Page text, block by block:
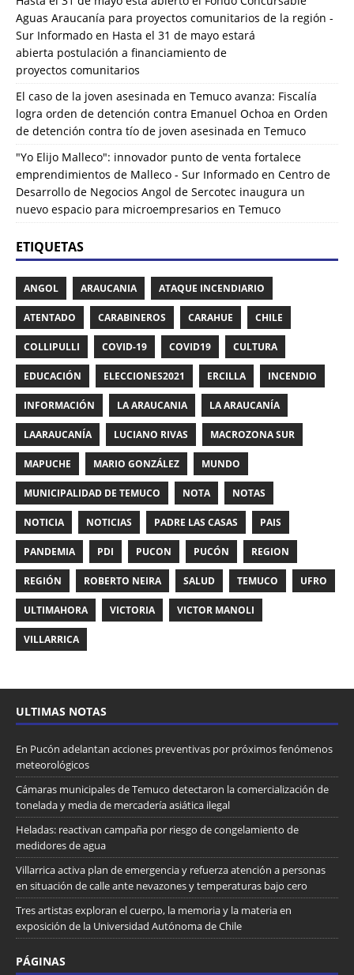
Aguas Araucanía para proyectos comunitarios de la región -
Sur Informado en Hasta el 31 de mayo estará
abierta postulación a financiamiento de
proyectos comunitarios
El caso de la joven asesinada en Temuco avanza: Fiscalía
logra orden de detención contra Emanuel Ochoa en Orden
de detención contra tío de joven asesinada en Temuco
"Yo Elijo Malleco": innovador punto de venta fortalece
emprendimientos de Malleco - Sur Informado en Centro de
Desarrollo de Negocios Angol de Sercotec inaugura un
nuevo espacio para microempresarios en Temuco
ETIQUETAS
ANGOL ARAUCANIA ATAQUE INCENDIARIO
ATENTADO CARABINEROS CARAHUE CHILE
COLLIPULLI COVID-19 COVID19 CULTURA
EDUCACIÓN ELECCIONES2021 ERCILLA INCENDIO
INFORMACIÓN LA ARAUCANIA LA ARAUCANÍA
LAARAUCANÍA LUCIANO RIVAS MACROZONA SUR
MAPUCHE MARIO GONZÁLEZ MUNDO
MUNICIPALIDAD DE TEMUCO NOTA NOTAS
NOTICIA NOTICIAS PADRE LAS CASAS PAIS
PANDEMIA PDI PUCON PUCÓN REGION
REGIÓN ROBERTO NEIRA SALUD TEMUCO UFRO
ULTIMAHORA VICTORIA VICTOR MANOLI
VILLARRICA
ULTIMAS NOTAS
En Pucón adelantan acciones preventivas por próximos fenómenos
meteorológicos
Cámaras municipales de Temuco detectaron la comercialización de
tonelada y media de mercadería asiática ilegal
Heladas: reactivan campaña por riesgo de congelamiento de
medidores de agua
Villarrica activa plan de emergencia y refuerza atención a personas
en situación de calle ante nevazones y temperaturas bajo cero
Tres artistas exploran el cuerpo, la memoria y la materia en
exposición de la Universidad Autónoma de Chile
PÁGINAS